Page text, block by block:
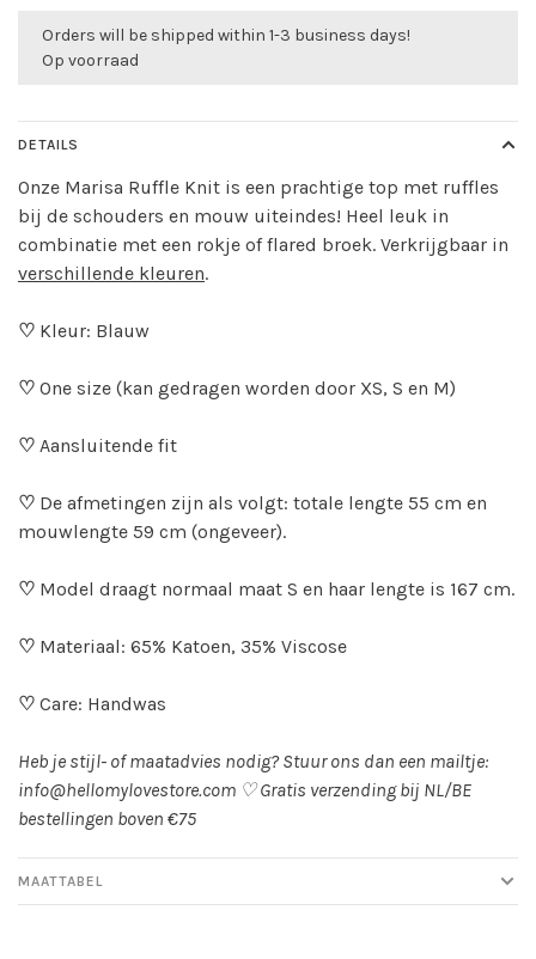
Orders will be shipped within 1-3 business days!
Op voorraad
DETAILS
Onze Marisa Ruffle Knit is een prachtige top met ruffles
bij de schouders en mouw uiteindes! Heel leuk in
combinatie met een rokje of flared broek. Verkrijgbaar in
verschillende kleuren.
♡ Kleur: Blauw
♡ One size (kan gedragen worden door XS, S en M)
♡ Aansluitende fit
♡ De afmetingen zijn als volgt: totale lengte 55 cm en
mouwlengte 59 cm (ongeveer).
♡ Model draagt normaal maat S en haar lengte is 167 cm.
♡ Materiaal: 65% Katoen, 35% Viscose
♡ Care: Handwas
Heb je stijl- of maatadvies nodig? Stuur ons dan een mailtje:
info@hellomylovestore.com ♡Gratis verzending bij NL/BE
bestellingen boven €75
MAATTABEL